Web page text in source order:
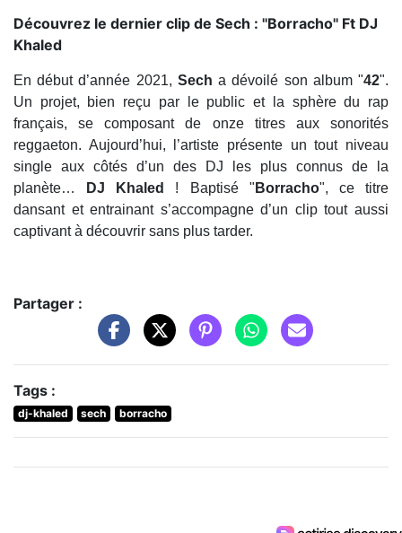
Découvrez le dernier clip de Sech : ''Borracho'' Ft DJ
Khaled
En début d’année 2021, Secha dévoilé son album "42".
Un projet, bien reçu par le public et la sphère du rap
français, se composant de onze titres aux sonorités
reggaeton. Aujourd’hui, l’artiste présente un tout niveau
single aux côtés d’un des DJ les plus connus de la
planète…
DJ Khaled ! Baptisé " Borracho", ce titre
dansant et entrainant s’accompagne d’un clip tout aussi
captivant à découvrir sans plus tarder.
Partager :
Tags :
dj-khaled sech borracho